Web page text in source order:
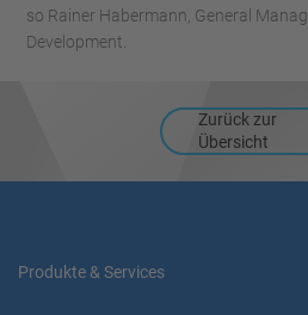
so Rainer Habermann, General
Development.
Zurück zur
Übersicht
Produkte & Services